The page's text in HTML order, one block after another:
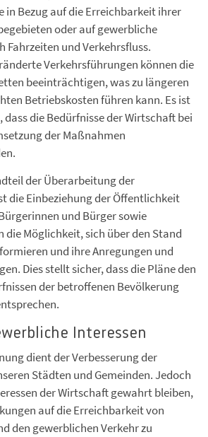
in Bezug auf die Erreichbarkeit ihrer
oder auf gewerbliche
Fahrzeiten und Verkehrsfluss.
Verkehrsführungen können die
beeinträchtigen, was zu längeren
Betriebskosten führen kann. Es ist
die Bedürfnisse der Wirtschaft bei
der Maßnahmen
der Überarbeitung der
die Einbeziehung der Öffentlichkeit
und Bürger sowie
die Möglichkeit, sich über den Stand
und ihre Anregungen und
Dies stellt sicher, dass die Pläne den
der betroffenen Bevölkerung
Interessen
dient der Verbesserung der
Städten und Gemeinden. Jedoch
der Wirtschaft gewahrt bleiben,
auf die Erreichbarkeit von
den gewerblichen Verkehr zu